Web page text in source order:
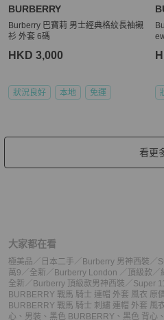
BURBERRY
Burberry 巴寶莉 男士經典格紋長袖襯
衫 外套 6碼
HKD 3,000
狀況良好 本地 免運
看更
大家都在看
極美品／日本二手／Burberry 男神西裝／
萬9／全新／Burberry London ／頂級款／
全新／Burberry 頂級款男神西裝／Super
BURBERRY 戰馬 騎士 連帽 外套 風衣 原
BURBERRY 戰馬 騎士 刺繡 連帽 外套 風
心 、 男裝 、 黑色 BURBERRY 、 黑色 背心 、